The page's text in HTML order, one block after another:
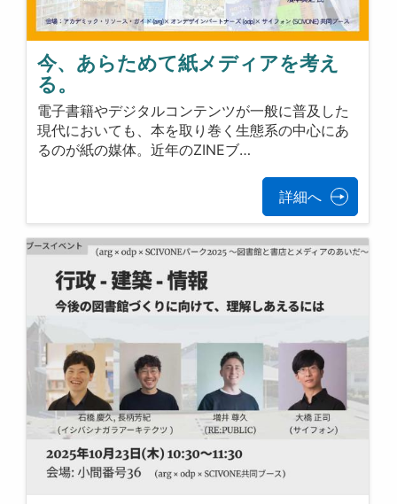
今、あらためて紙メディアを考え
る。
電子書籍やデジタルコンテンツが一般に普及した
現代においても、本を取り巻く生態系の中心にあ
るのが紙の媒体。近年のZINEブ…
詳細へ